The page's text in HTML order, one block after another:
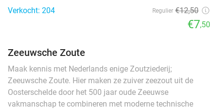
Verkocht: 204
Regulier €12,50
€7,50
Zeeuwsche Zoute
Maak kennis met Nederlands enige Zoutziederij;
Zeeuwsche Zoute. Hier maken ze zuiver zeezout uit de
Oosterschelde door het 500 jaar oude Zeeuwse
vakmanschap te combineren met moderne technische